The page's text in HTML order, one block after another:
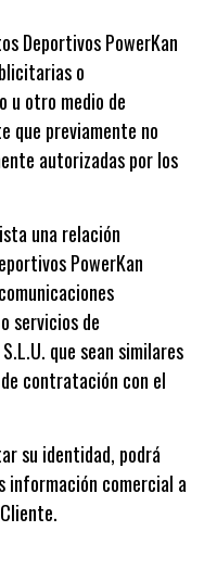
Deportivos PowerKan
o
u otro medio de
que previamente no
autorizadas por los
una relación
PowerKan
servicios de
que sean similares
contratación con el
su identidad, podrá
información comercial a